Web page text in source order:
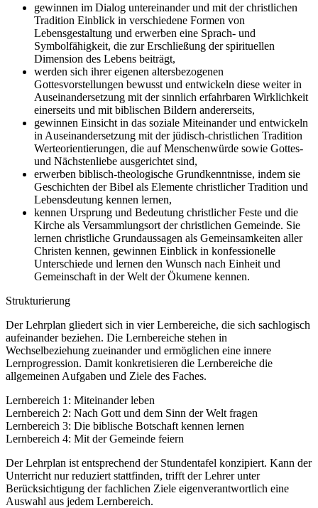
gewinnen im Dialog untereinander und mit der christlichen
Tradition Einblick in verschiedene Formen von
Lebensgestaltung und erwerben eine Sprach- und
Symbolfähigkeit, die zur Erschließung der spirituellen
Dimension des Lebens beiträgt,
werden sich ihrer eigenen altersbezogenen
Gottesvorstellungen bewusst und entwickeln diese weiter in
Auseinandersetzung mit der sinnlich erfahrbaren Wirklichkeit
einerseits und mit biblischen Bildern andererseits,
gewinnen Einsicht in das soziale Miteinander und entwickeln
in Auseinandersetzung mit der jüdisch-christlichen Tradition
Werteorientierungen, die auf Menschenwürde sowie Gottes-
und Nächstenliebe ausgerichtet sind,
erwerben biblisch-theologische Grundkenntnisse, indem sie
Geschichten der Bibel als Elemente christlicher Tradition und
Lebensdeutung kennen lernen,
kennen Ursprung und Bedeutung christlicher Feste und die
Kirche als Versammlungsort der christlichen Gemeinde. Sie
lernen christliche Grundaussagen als Gemeinsamkeiten aller
Christen kennen, gewinnen Einblick in konfessionelle
Unterschiede und lernen den Wunsch nach Einheit und
Gemeinschaft in der Welt der Ökumene kennen.
Strukturierung
Der Lehrplan gliedert sich in vier Lernbereiche, die sich sachlogisch
aufeinander beziehen. Die Lernbereiche stehen in
Wechselbeziehung zueinander und ermöglichen eine innere
Lernprogression. Damit konkretisieren die Lernbereiche die
allgemeinen Aufgaben und Ziele des Faches.
Lernbereich 1: Miteinander leben
Lernbereich 2: Nach Gott und dem Sinn der Welt fragen
Lernbereich 3: Die biblische Botschaft kennen lernen
Lernbereich 4: Mit der Gemeinde feiern
Der Lehrplan ist entsprechend der Stundentafel konzipiert. Kann der
Unterricht nur reduziert stattfinden, trifft der Lehrer unter
Berücksichtigung der fachlichen Ziele eigenverantwortlich eine
Auswahl aus jedem Lernbereich.